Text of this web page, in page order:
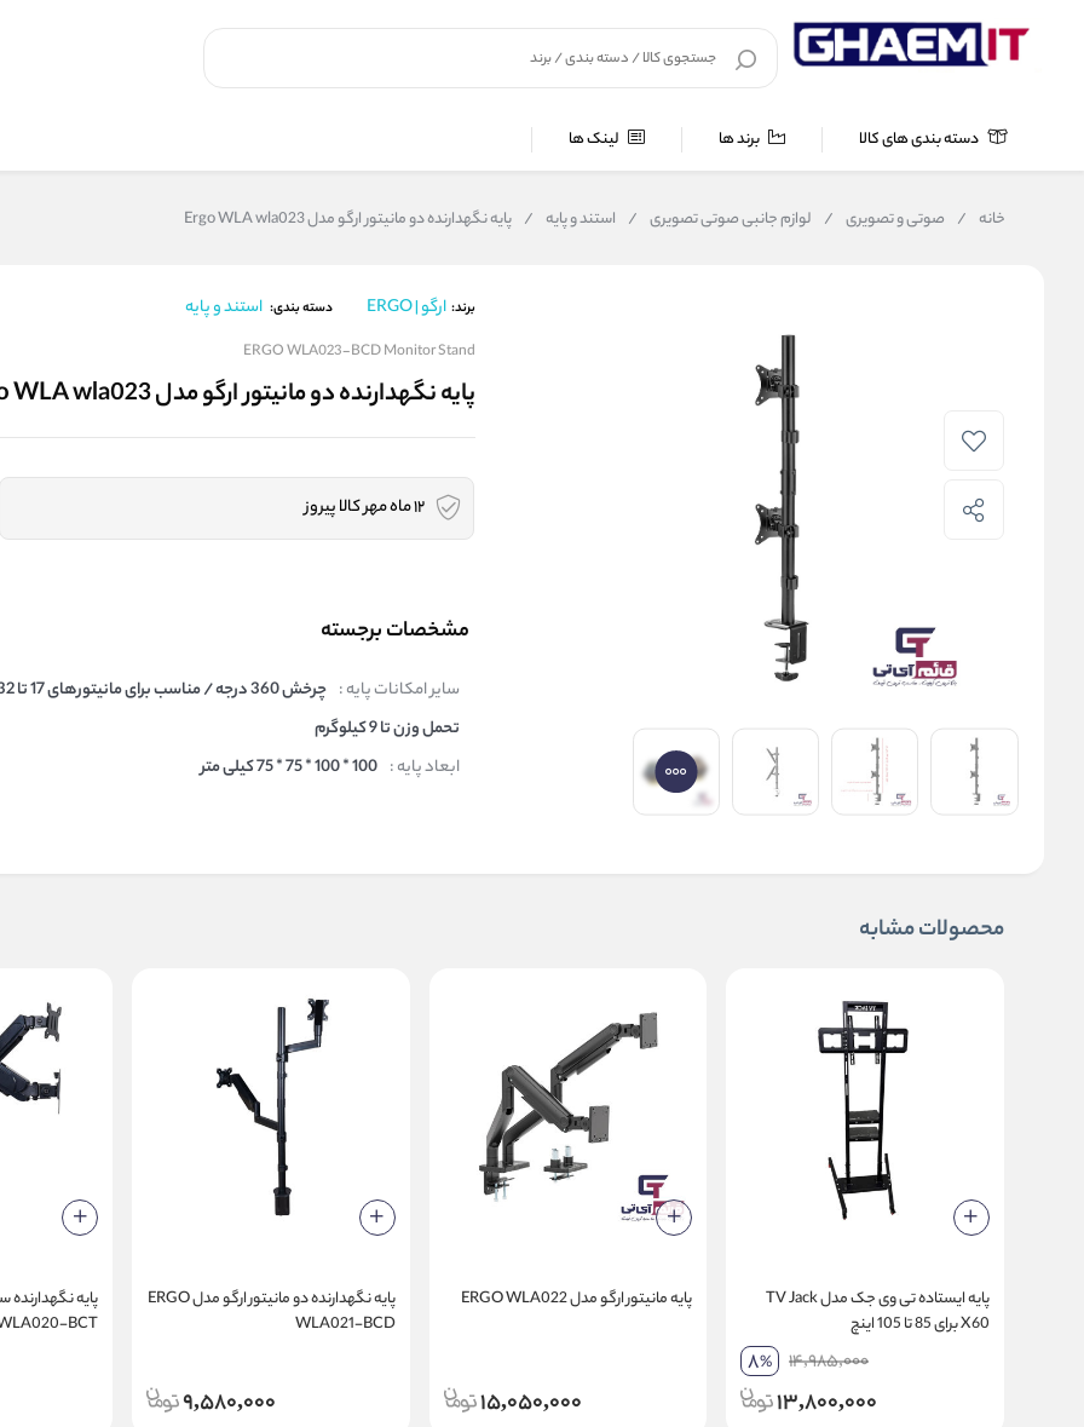
دسته بندی های کالا برند ها لینک ها
خانه / صوتی و تصویری / لوازم جانبی صوتی تصویری / استند و پایه / پایه نگهدارنده دو مانیتور ارگو مدل Ergo WLA wla023
برند: ارگو | ERGO دسته بندی: استند و پایه
ERGO WLA023-BCD Monitor Stand
پایه نگهدارنده دو مانیتور ارگو مدل Ergo WLA wla023
12 ماه مهر کالا پیروز
مشخصات برجسته
سایر امکانات پایه :
تحمل وزن تا 9 کیلوگرم
ابعاد پایه : 100 * 100 * 75 * 75 کیلی متر
محصولات مشابه
پایه ایستاده تی وی جک مدل TV Jack
X60 برای 85 تا 105 اینچ
14,985,000
8%
13,800,000
پایه مانیتور ارگو مدل ERGO WLA022
15,050,000
پایه نگهدارنده دو مانیتور ارگو مدل ERGO
WLA021-BCD
9,580,000
پایه نگهدارنده
BCT